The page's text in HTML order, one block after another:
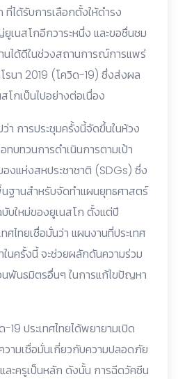
ได้รับการเลือกตั้งให้ดำรง
เนสโกอีกวาระหนึ่ง และขอชื่นชม
นได้ดีในช่วงสถานการณ์การแพร่
รนา 2019 (โควิด-19) ซึ่งส่งผล
โกเป็นไปอย่างต่อเนื่อง
า การประชุมครั้งนี้จัดขึ้นในห้วง
ทบทวนการดำเนินการตามเป้า
แห่งสหประชาชาติ (SDGs) ซึ่ง
นฐานสำหรับจัดทำแผนยุทธศาสตร์
บใหม่ของยูเนสโก ตั้งแต่ปี
ไทยเชื่อมั่นว่า แผนงานที่ประเทศ
นครั้งนี้ จะช่วยผลักดันความร่วม
พันธมิตรอื่นๆ ในการแก้ไขปัญหา
ประเทศไทยได้พยายามเปิด
ามเชื่อมั่นเกี่ยวกับความปลอดภัย
ะครูเป็นหลัก ดังนั้น การฉีดวัคซีน